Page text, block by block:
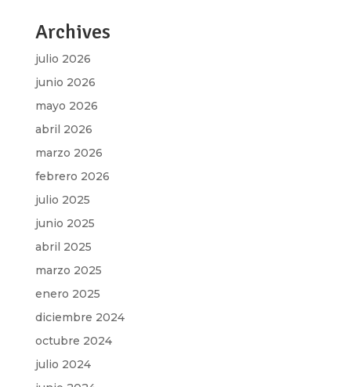
Archives
julio 2026
junio 2026
mayo 2026
abril 2026
marzo 2026
febrero 2026
julio 2025
junio 2025
abril 2025
marzo 2025
enero 2025
diciembre 2024
octubre 2024
julio 2024